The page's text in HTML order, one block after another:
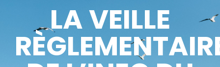
LA VEILLE